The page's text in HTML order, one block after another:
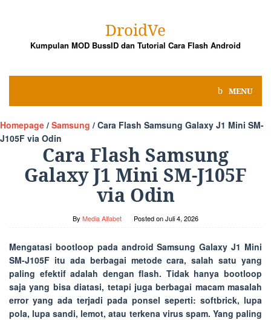
DroidVe
Kumpulan MOD BussID dan Tutorial Cara Flash Android
MENU
Homepage / Samsung / Cara Flash Samsung Galaxy J1 Mini SM-
J105F via Odin
Cara Flash Samsung
Galaxy J1 Mini SM-J105F
via Odin
By Media Alfabet Posted onJuli 4, 2026
Mengatasi bootloop pada android Samsung Galaxy J1 Mini
SM-J105F itu ada berbagai metode cara, salah satu yang
paling efektif adalah dengan flash. Tidak hanya bootloop
saja yang bisa diatasi, tetapi juga berbagai macam masalah
error yang ada terjadi pada ponsel seperti: softbrick, lupa
pola, lupa sandi, lemot, atau terkena virus spam. Yang paling